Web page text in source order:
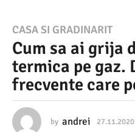
2
7
.
1
.
CASA SI GRADINARIT
Cum sa ai grija
termica pe gaz.
frecvente care
by andrei 27.11.2020